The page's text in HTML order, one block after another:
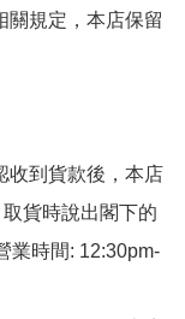
關規定，本店保留
收到貨款後，本店
貨時說出閣下的
業時間: 12:30pm-